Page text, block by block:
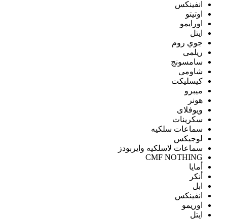
انفينكس
اوتيتو
اورايمو
ايتل
جوي روم
ريلمى
سامسونج
شاومى
كيسليكت
ميبرو
هونر
ويوفلاى
سكرينات
سماعات سلكيه
لوجيكس
سماعات لاسلكيه وايربودز
CMF NOTHING
أمايا
أنكر
ابل
انفينكس
اوريمو
ايتل